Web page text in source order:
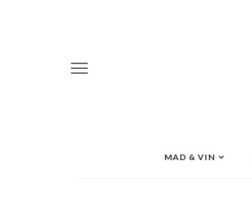
MAD & VIN